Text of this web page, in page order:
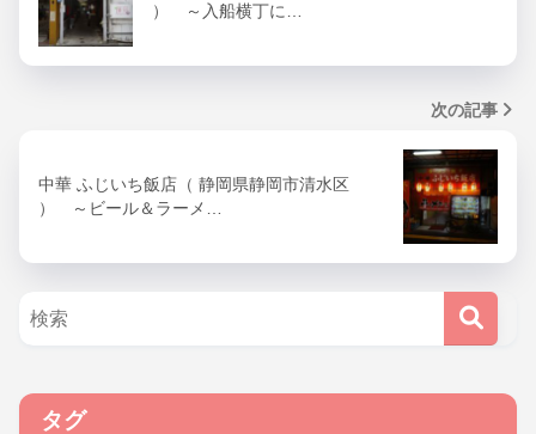
） ～入船横丁に…
次の記事
中華 ふじいち飯店（ 静岡県静岡市清水区
） ～ビール＆ラーメ…
タグ